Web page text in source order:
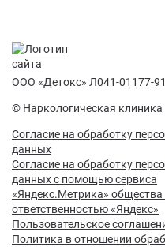
ООО «Детокс» Л041-01177-
© Наркологическая
Согласие на обработку
данных
Согласие на обработку
данных с помощью сервиса
«Яндекс.Метрика» общества
ответственностью «Яндекс»
Пользовательское
Политика в отношении